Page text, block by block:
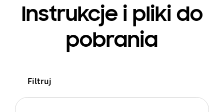
Instrukcje i pliki do
pobrania
Filtruj